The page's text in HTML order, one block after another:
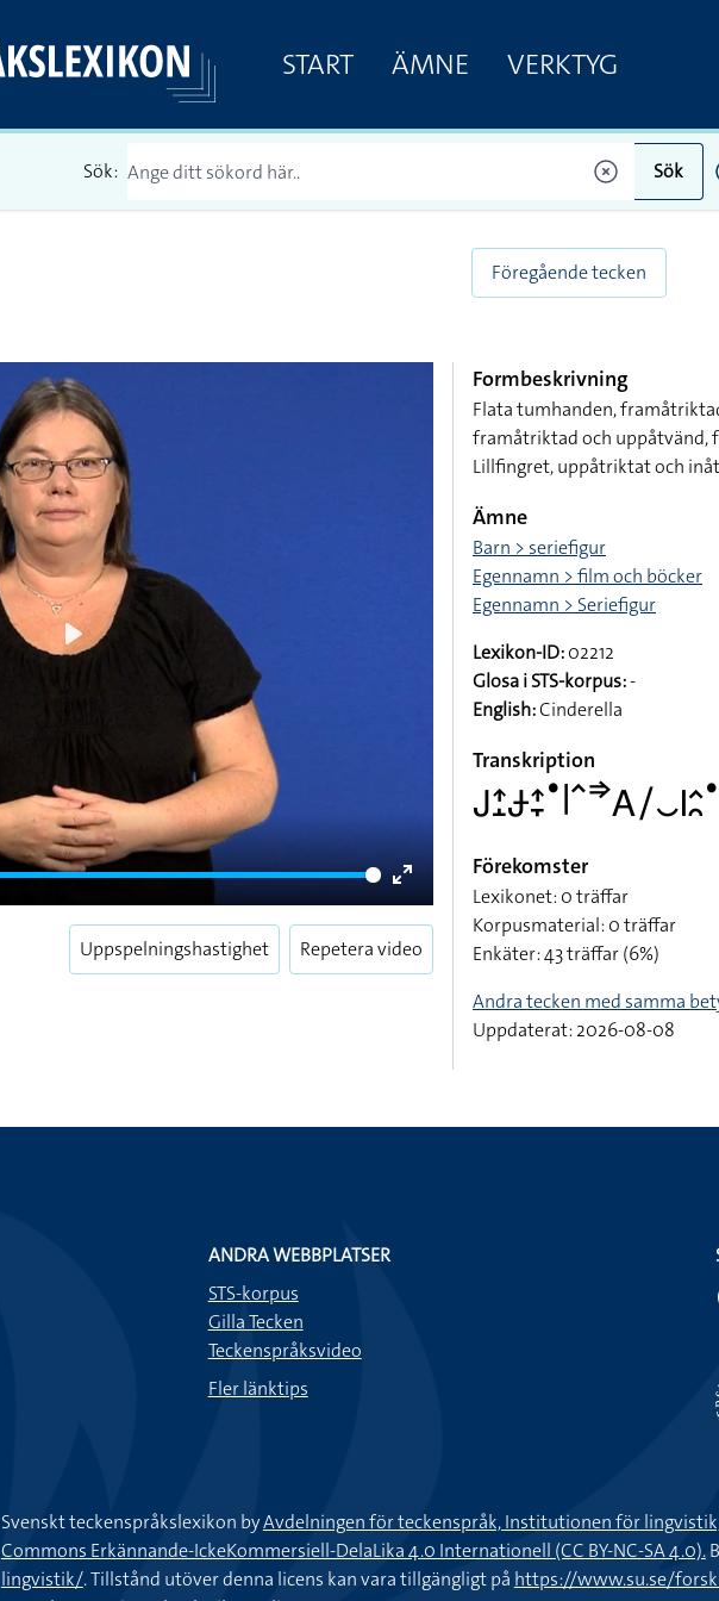
START ÄMNE VERKTYG
Sök: Sök
Föregående tecken
Enter
fullscreen
Play
Uppspelningshastighet Repetera video
Formbeskrivning
Flata tumhanden,
framåtriktad och uppåtvänd,
Lillfingret, uppåtriktat och
Ämne
Barn > seriefigur
Egennamn > film och böcker
Egennamn > Seriefigur
Lexikon-ID:02212
Glosa i STS-korpus:-
English:Cinderella
Transkription
Förekomster
Lexikonet: 0 träffar
Korpusmaterial: 0 träffar
Enkäter: 43 träffar (6%)
Andra tecken med samma
Uppdaterat: 2026-08-08
ANDRA WEBBPLATSER
STS-korpus
Gilla Tecken
Teckenspråksvideo
Fler länktips
Svenskt teckenspråkslexikon byAvdelningen för teckenspråk, Institutionen för
Commons Erkännande-IckeKommersiell-DelaLika 4.0 Internationell (CC BY-NC-SA 4.0).
lingvistik/. Tillstånd utöver denna licens kan vara tillgängligt på https://www.su.se/